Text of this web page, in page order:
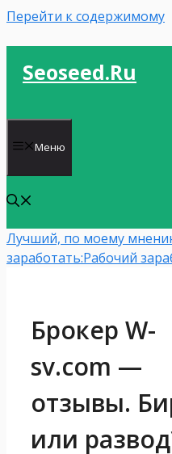
Перейти к содержимому
Seoseed.ru
Меню
Лучший, по моему
заработать:Рабочий
Брокер W-
sv.com —
отзывы.
или